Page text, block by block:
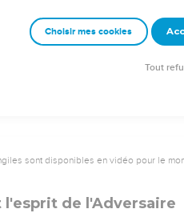
comme il [nous] l’a
demeure en
sont disponibles en vidéo pour le
l'esprit de l'Adversaire
Choisir mes cookies
Tout